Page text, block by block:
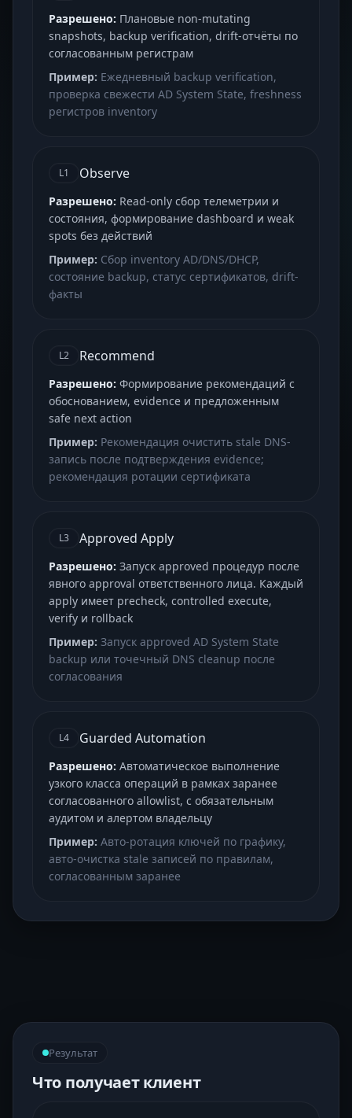
Разрешено: Плановые non-mutating
snapshots, backup verification, drift-отчёты по
согласованным регистрам
Пример: Ежедневный backup verification,
проверка свежести AD System State, freshness
регистров inventory
L1 Observe
Разрешено: Read-only сбор телеметрии и
состояния, формирование dashboard и weak
spots без действий
Пример: Сбор inventory AD/DNS/DHCP,
состояние backup, статус сертификатов, drift-
факты
L2 Recommend
Разрешено: Формирование рекомендаций с
обоснованием, evidence и предложенным
safe next action
Пример: Рекомендация очистить stale DNS-
запись после подтверждения evidence;
рекомендация ротации сертификата
L3 Approved Apply
Разрешено: Запуск approved процедур после
явного approval ответственного лица. Каждый
apply имеет precheck, controlled execute,
verify и rollback
Пример: Запуск approved AD System State
backup или точечный DNS cleanup после
согласования
L4 Guarded Automation
Разрешено: Автоматическое выполнение
узкого класса операций в рамках заранее
согласованного allowlist, с обязательным
аудитом и алертом владельцу
Пример: Авто-ротация ключей по графику,
авто-очистка stale записей по правилам,
согласованным заранее
Результат
Что получает клиент